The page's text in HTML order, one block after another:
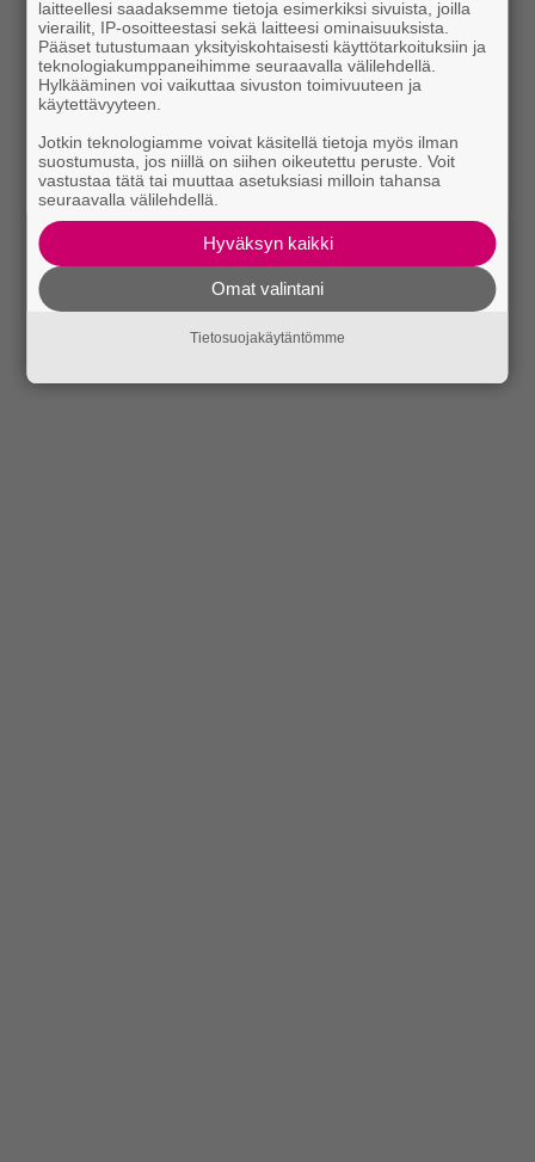
laitteellesi saadaksemme tietoja esimerkiksi sivuista, joilla
vierailit, IP-osoitteestasi sekä laitteesi ominaisuuksista.
Pääset tutustumaan yksityiskohtaisesti käyttötarkoituksiin ja
teknologiakumppaneihimme seuraavalla välilehdellä.
Hylkääminen voi vaikuttaa sivuston toimivuuteen ja
käytettävyyteen.
Jotkin teknologiamme voivat käsitellä tietoja myös ilman
suostumusta, jos niillä on siihen oikeutettu peruste. Voit
vastustaa tätä tai muuttaa asetuksiasi milloin tahansa
seuraavalla välilehdellä.
Hyväksyn kaikki
Omat valintani
Tietosuojakäytäntömme